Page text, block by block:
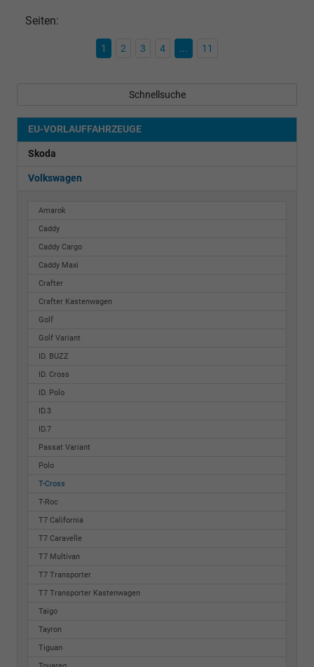
Seiten:
1 2 3 4 ... 11
Schnellsuche
EU-VORLAUFFAHRZEUGE
Skoda
Volkswagen
Amarok
Caddy
Caddy Cargo
Caddy Maxi
Crafter
Crafter Kastenwagen
Golf
Golf Variant
ID. BUZZ
ID. Cross
ID. Polo
ID.3
ID.7
Passat Variant
Polo
T-Cross
T-Roc
T7 California
T7 Caravelle
T7 Multivan
T7 Transporter
T7 Transporter Kastenwagen
Taigo
Tayron
Tiguan